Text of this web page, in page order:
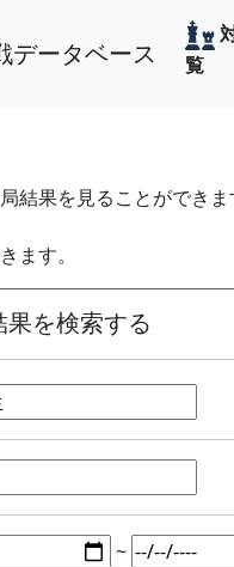
データベース
覧
結果を見ることができ
ます。
を検索する
~